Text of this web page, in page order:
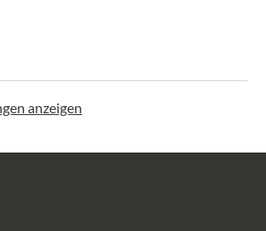
anzeigen